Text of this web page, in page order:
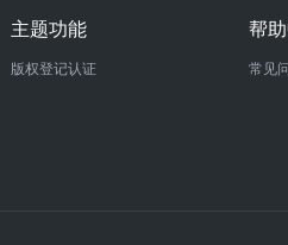
主题功能
版权登记认证
帮
常见